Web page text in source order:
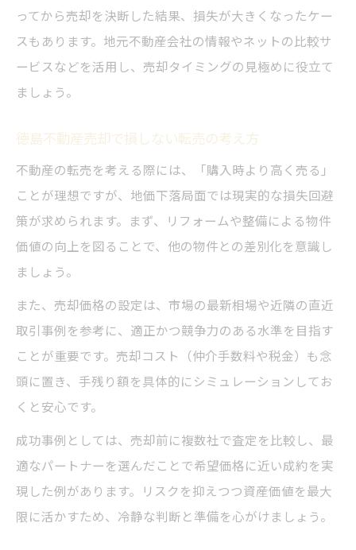
ってから売却を決断した結果、損失が大きくなったケー
スもあります。地元不動産会社の情報やネットの比較サ
ービスなどを活用し、売却タイミングの見極めに役立て
ましょう。
徳島不動産売却で損しない転売の考え方
不動産の転売を考える際には、「購入時より高く売る」
ことが理想ですが、地価下落局面では現実的な損失回避
策が求められます。まず、リフォームや整備による物件
価値の向上を図ることで、他の物件との差別化を意識し
ましょう。
また、売却価格の設定は、市場の最新相場や近隣の直近
取引事例を参考に、適正かつ競争力のある水準を目指す
ことが重要です。売却コスト（仲介手数料や税金）も念
頭に置き、手残り額を具体的にシミュレーションしてお
くと安心です。
成功事例としては、売却前に複数社で査定を比較し、最
適なパートナーを選んだことで希望価格に近い成約を実
現した例があります。リスクを抑えつつ資産価値を最大
限に活かすため、冷静な判断と準備を心がけましょう。